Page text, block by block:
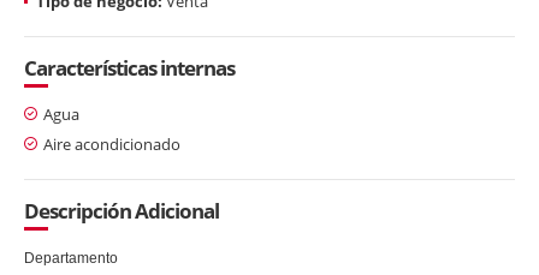
Características internas
Agua
Aire acondicionado
Descripción Adicional
Departamento